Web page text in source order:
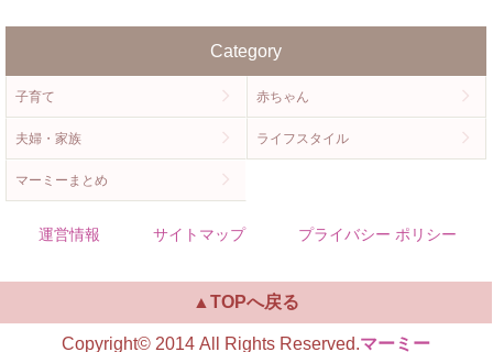
Category
子育て 赤ちゃん
夫婦・家族 ライフスタイル
マーミーまとめ
運営情報 サイトマップ プライバシー ポリシー
▲TOPへ戻る
Copyright© 2014 All Rights Reserved.マーミー